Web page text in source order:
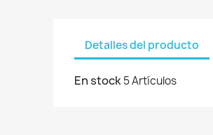
Detalles del producto
En stock5 Artículos